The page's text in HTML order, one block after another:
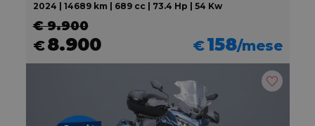
2024 | 14689 km | 689 cc | 73.4 Hp | 54 Kw
€ 9.900
€8.900 €158/mese